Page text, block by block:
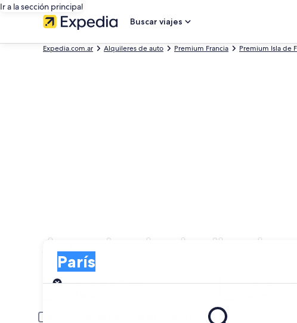
Ir a la sección principal
Buscar viajes
Expedia.com.ar Alquileres de auto Premium Francia Premium Isla de
Agencias de alquiler de
París
Entrega
Fecha de entrega
Fecha de
El conductor es menor de 30 o mayor de 70 años.